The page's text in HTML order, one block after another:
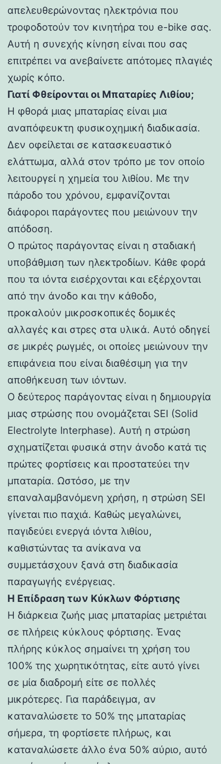
απελευθερώνοντας ηλεκτρόνια που
τροφοδοτούν τον κινητήρα του e-bike σας.
Αυτή η συνεχής κίνηση είναι που σας
επιτρέπει να ανεβαίνετε απότομες πλαγιές
χωρίς κόπο.
Γιατί Φθείρονται οι Μπαταρίες Λιθίου;
Η φθορά μιας μπαταρίας είναι μια
αναπόφευκτη φυσικοχημική διαδικασία.
Δεν οφείλεται σε κατασκευαστικό
ελάττωμα, αλλά στον τρόπο με τον οποίο
λειτουργεί η χημεία του λιθίου. Με την
πάροδο του χρόνου, εμφανίζονται
διάφοροι παράγοντες που μειώνουν την
απόδοση.
Ο πρώτος παράγοντας είναι η σταδιακή
υποβάθμιση των ηλεκτροδίων. Κάθε φορά
που τα ιόντα εισέρχονται και εξέρχονται
από την άνοδο και την κάθοδο,
προκαλούν μικροσκοπικές δομικές
αλλαγές και στρες στα υλικά. Αυτό οδηγεί
σε μικρές ρωγμές, οι οποίες μειώνουν την
επιφάνεια που είναι διαθέσιμη για την
αποθήκευση των ιόντων.
Ο δεύτερος παράγοντας είναι η δημιουργία
μιας στρώσης που ονομάζεται SEI (Solid
Electrolyte Interphase). Αυτή η στρώση
σχηματίζεται φυσικά στην άνοδο κατά τις
πρώτες φορτίσεις και προστατεύει την
μπαταρία. Ωστόσο, με την
επαναλαμβανόμενη χρήση, η στρώση SEI
γίνεται πιο παχιά. Καθώς μεγαλώνει,
παγιδεύει ενεργά ιόντα λιθίου,
καθιστώντας τα ανίκανα να
συμμετάσχουν ξανά στη διαδικασία
παραγωγής ενέργειας.
Η Επίδραση των Κύκλων Φόρτισης
Η διάρκεια ζωής μιας μπαταρίας μετριέται
σε πλήρεις κύκλους φόρτισης. Ένας
πλήρης κύκλος σημαίνει τη χρήση του
100% της χωρητικότητας, είτε αυτό γίνει
σε μία διαδρομή είτε σε πολλές
μικρότερες. Για παράδειγμα, αν
καταναλώσετε το 50% της μπαταρίας
σήμερα, τη φορτίσετε πλήρως, και
καταναλώσετε άλλο ένα 50% αύριο, αυτό